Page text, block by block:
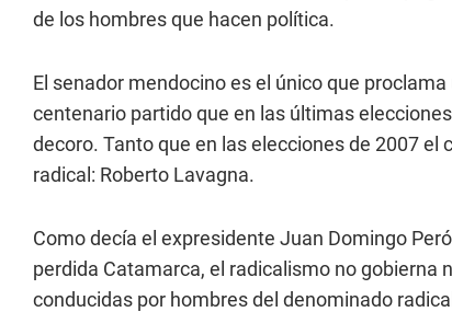
de los hombres que hacen política.
El senador mendocino es el único que
centenario partido que en las últimas
decoro. Tanto que en las elecciones de 2007
radical: Roberto Lavagna.
Como decía el expresidente Juan Domingo
perdida Catamarca, el radicalismo no gobierna
conducidas por hombres del denominado